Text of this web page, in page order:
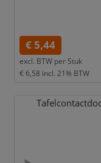
€ 5,44
excl. BTW per Stuk
€ 6,58 incl. 21% BTW